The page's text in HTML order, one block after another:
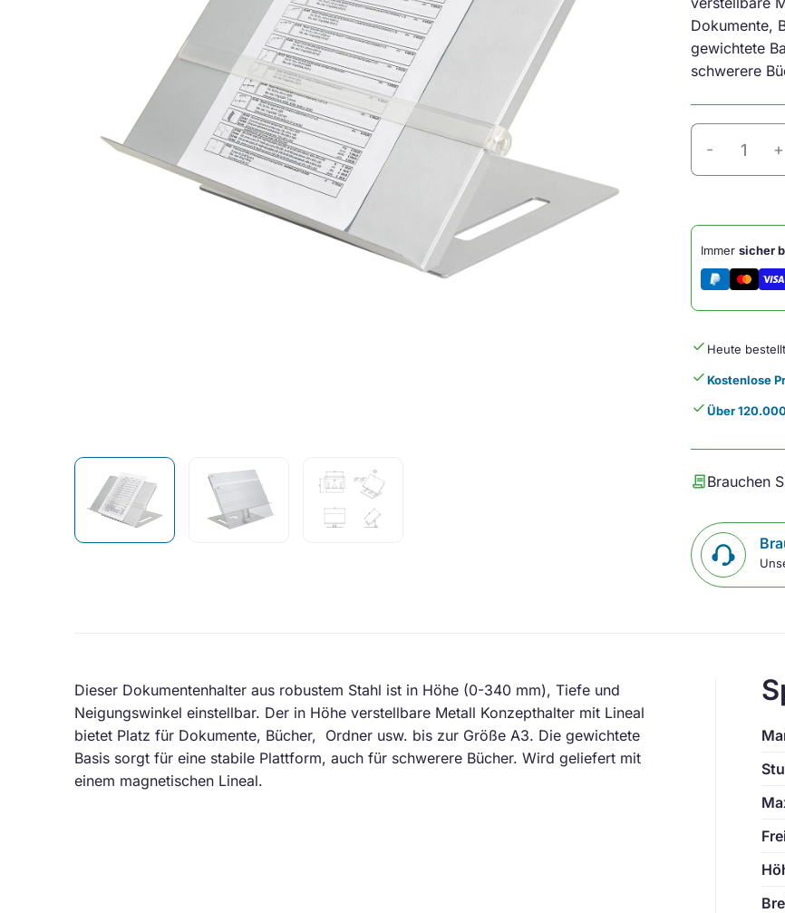
Dokumente,
gewichtete
schwerere
Metall
Konzepthalter
mit
Menge
- +
Immer sicher
done Heute
doneKostenlose
doneÜber
contractBrauchen
Dieser Dokumentenhalter aus robustem Stahl ist in Höhe (0-340 mm), Tiefe und
Neigungswinkel einstellbar. Der in Höhe verstellbare Metall Konzepthalter mit Lineal
bietet Platz für Dokumente, Bücher, Ordner usw. bis zur Größe A3. Die gewichtete
Basis sorgt für eine stabile Plattform, auch für schwerere Bücher. Wird geliefert mit
einem magnetischen Lineal.